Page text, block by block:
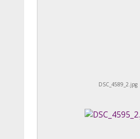
DSC_4589_2.jpg